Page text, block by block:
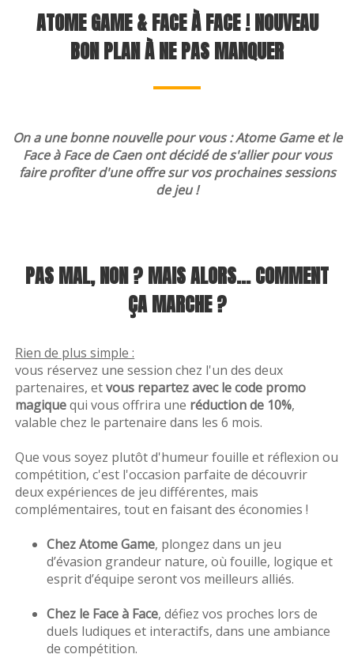
d'Atome
Nos rooms
salle
box
Réserver
ATOME GAME & FACE À FACE ! NOUVEAU
BON PLAN À NE PAS MANQUER
On a une bonne nouvelle pour vous : Atome Game et le
Face à Face de Caen ont décidé de s'allier pour vous
faire profiter d'une offre sur vos prochaines sessions
de jeu !
PAS MAL, NON ? MAIS ALORS... COMMENT
ÇA MARCHE ?
Rien de plus simple :
vous réservez une session chez l'un des deux
partenaires, etvous repartez avec le code promo
magiquequi vous offrira une réduction de 10%,
valable chez le partenaire dans les 6 mois.
Que vous soyez plutôt d'humeur fouille et réflexion ou
compétition, c'est l'occasion parfaite de découvrir
deux expériences de jeu différentes, mais
complémentaires, tout en faisant des économies !
Chez Atome Game, plongez dans un jeu
d’évasion grandeur nature, où fouille, logique et
esprit d’équipe seront vos meilleurs alliés.
Chez le Face à Face, défiez vos proches lors de
duels ludiques et interactifs, dans une ambiance
de compétition.